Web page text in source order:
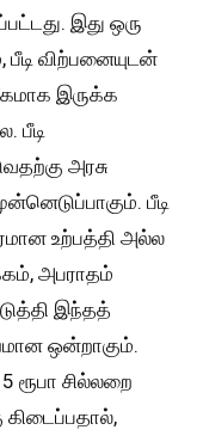
இது ஒரு
விற்பனையுடன்
இருக்க
பீடி
அரசு
பீடி
உற்பத்தி அல்ல
அபராதம்
இந்தத்
ஒன்றாகும்.
ரூபா சில்லறை